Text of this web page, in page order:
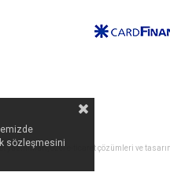
yazılımları, özel e-ticaret çözümleri ve
sözleşmesini